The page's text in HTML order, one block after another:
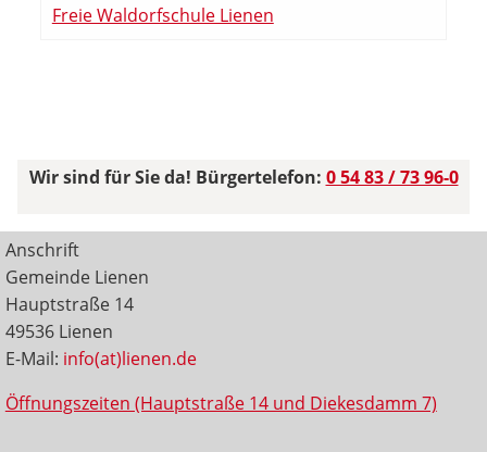
Freie Waldorfschule Lienen
Wir sind für Sie da! Bürgertelefon: 0 54 83 / 73 96-0
Anschrift
Gemeinde Lienen
Hauptstraße 14
49536 Lienen
E-Mail: info(at)lienen.de
Öffnungszeiten (Hauptstraße 14 und Diekesdamm 7)